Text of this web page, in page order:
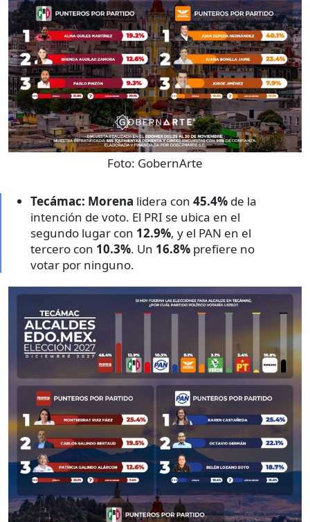
Foto: GobernArte
Tecámac: Morena lidera con 45.4% de la
intención de voto. El PRI se ubica en el
segundo lugar con 12.9%, y el PAN en el
tercero con 10.3%. Un 16.8% prefiere no
votar por ninguno.